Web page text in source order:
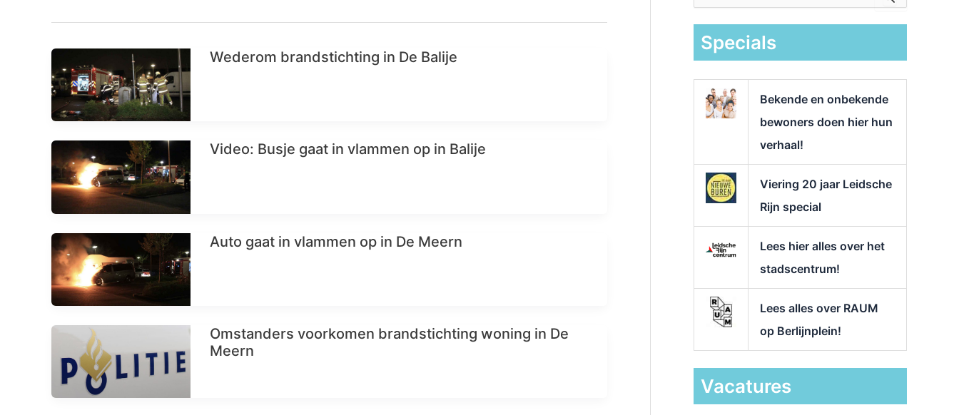
Wederom brandstichting in De Balije
Video: Busje gaat in vlammen op in Balije
Auto gaat in vlammen op in De Meern
Omstanders voorkomen brandstichting woning in De
Meern
k
Specials
Bekende en onbekende
bewoners doen hier hun
verhaal!
Viering 20 jaar Leidsche
Rijn special
Lees hier alles over het
stadscentrum!
Lees alles over RAUM
op Berlijnplein!
Vacatures